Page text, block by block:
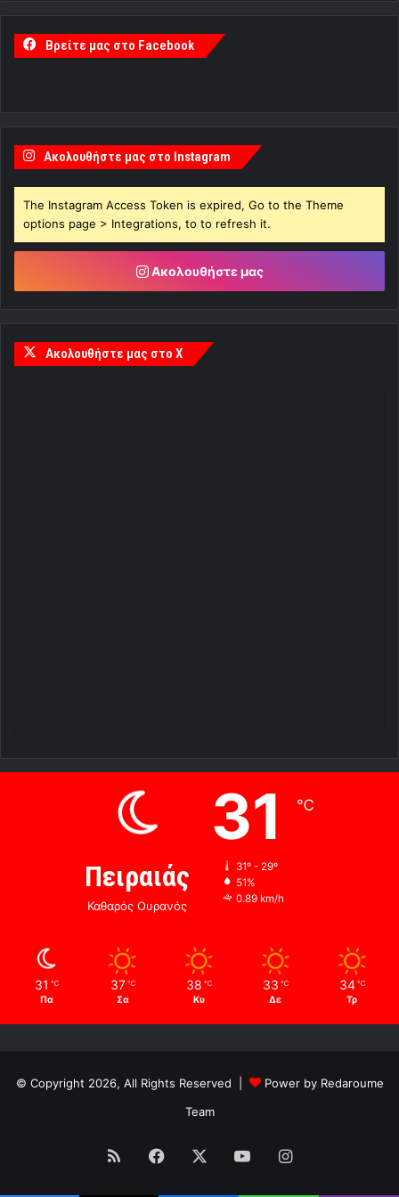
Βρείτε μας στο Facebook
Ακολουθήστε μας στο Instagram
The Instagram Access Token is expired, Go to the Theme
options page > Integrations, to to refresh it.
Ακολουθήστε μας
Ακολουθήστε μας στο X
Πειραιάς
Καθαρός Ουρανός
31 ℃
31º - 29º
51%
0.89 km/h
31 ℃
Πα
37 ℃
Σα
38 ℃
Κυ
33 ℃
Δε
34 ℃
Τρ
© Copyright 2026, All Rights Reserved |
Power by Redaroume
Team
RSS Facebook YouTubeInstagram